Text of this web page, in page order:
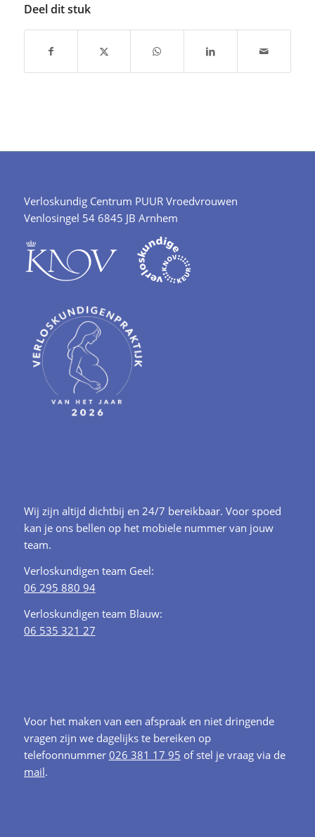
Deel dit stuk
Verloskundig Centrum PUUR Vroedvrouwen
Venlosingel 54 6845 JB Arnhem
Wij zijn altijd dichtbij en 24/7 bereikbaar. Voor spoed
kan je ons bellen op het mobiele nummer van jouw
team.
Verloskundigen team Geel:
06 295 880 94
Verloskundigen team Blauw:
06 535 321 27
Voor het maken van een afspraak en niet dringende
vragen zijn we dagelijks te bereiken op
telefoonnummer 026 381 17 95 of stel je vraag via de
mail.